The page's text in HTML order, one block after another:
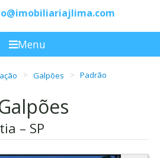
Menu
Galpões Padrão
– SP